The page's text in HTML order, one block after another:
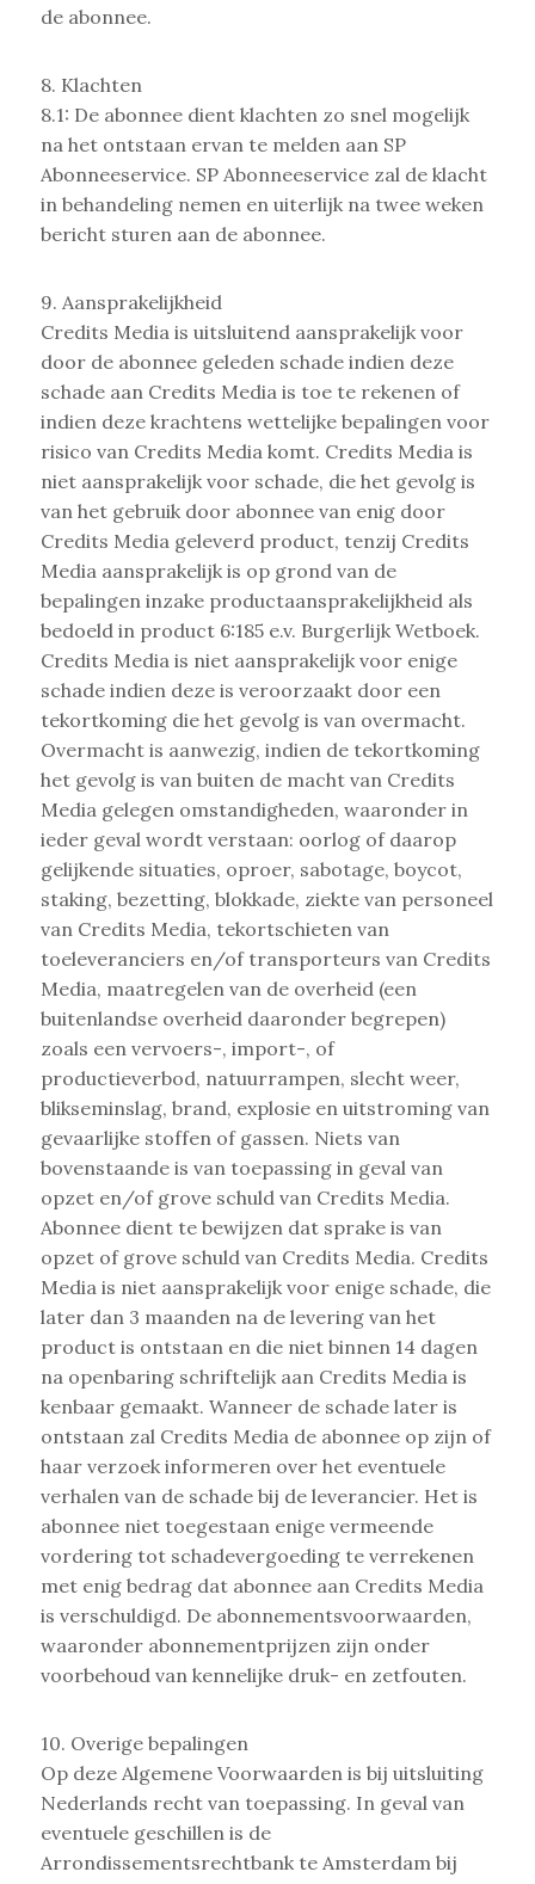
de abonnee.
8. Klachten
8.1: De abonnee dient klachten zo snel mogelijk
na het ontstaan ervan te melden aan SP
Abonneeservice. SP Abonneeservice zal de klacht
in behandeling nemen en uiterlijk na twee weken
bericht sturen aan de abonnee.
9. Aansprakelijkheid
Credits Media is uitsluitend aansprakelijk voor
door de abonnee geleden schade indien deze
schade aan Credits Media is toe te rekenen of
indien deze krachtens wettelijke bepalingen voor
risico van Credits Media komt. Credits Media is
niet aansprakelijk voor schade, die het gevolg is
van het gebruik door abonnee van enig door
Credits Media geleverd product, tenzij Credits
Media aansprakelijk is op grond van de
bepalingen inzake productaansprakelijkheid als
bedoeld in product 6:185 e.v. Burgerlijk Wetboek.
Credits Media is niet aansprakelijk voor enige
schade indien deze is veroorzaakt door een
tekortkoming die het gevolg is van overmacht.
Overmacht is aanwezig, indien de tekortkoming
het gevolg is van buiten de macht van Credits
Media gelegen omstandigheden, waaronder in
ieder geval wordt verstaan: oorlog of daarop
gelijkende situaties, oproer, sabotage, boycot,
staking, bezetting, blokkade, ziekte van personeel
van Credits Media, tekortschieten van
toeleveranciers en/of transporteurs van Credits
Media, maatregelen van de overheid (een
buitenlandse overheid daaronder begrepen)
zoals een vervoers-, import-, of
productieverbod, natuurrampen, slecht weer,
blikseminslag, brand, explosie en uitstroming van
gevaarlijke stoffen of gassen. Niets van
bovenstaande is van toepassing in geval van
opzet en/of grove schuld van Credits Media.
Abonnee dient te bewijzen dat sprake is van
opzet of grove schuld van Credits Media. Credits
Media is niet aansprakelijk voor enige schade, die
later dan 3 maanden na de levering van het
product is ontstaan en die niet binnen 14 dagen
na openbaring schriftelijk aan Credits Media is
kenbaar gemaakt. Wanneer de schade later is
ontstaan zal Credits Media de abonnee op zijn of
haar verzoek informeren over het eventuele
verhalen van de schade bij de leverancier. Het is
abonnee niet toegestaan enige vermeende
vordering tot schadevergoeding te verrekenen
met enig bedrag dat abonnee aan Credits Media
is verschuldigd. De abonnementsvoorwaarden,
waaronder abonnementprijzen zijn onder
voorbehoud van kennelijke druk- en zetfouten.
10. Overige bepalingen
Op deze Algemene Voorwaarden is bij uitsluiting
Nederlands recht van toepassing. In geval van
eventuele geschillen is de
Arrondissementsrechtbank te Amsterdam bij